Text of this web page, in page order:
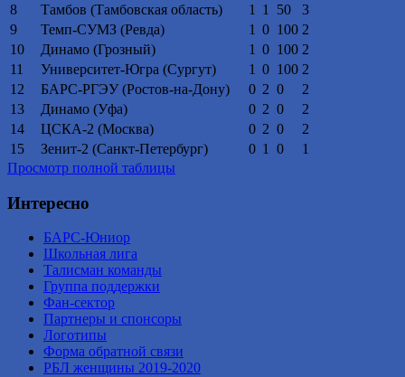
8 Тамбов (Тамбовская область) 1 1 50
3
9
Темп-СУМЗ (Ревда) 1 0 100 2
10
Динамо (Грозный) 1 0 100 2
11
Университет-Югра (Сургут) 1 0 100 2
12
БАРС-РГЭУ (Ростов-на-Дону) 0 2 0
2
13
Динамо (Уфа) 0 2 0
2
14
ЦСКА-2 (Москва) 0 2 0
2
15
Зенит-2 (Санкт-Петербург) 0 1 0
1
Просмотр полной таблицы
Интересно
БАРС-Юниор
Школьная лига
Талисман команды
Группа поддержки
Фан-сектор
Партнеры и спонсоры
Логотипы
Форма обратной связи
РБЛ женщины 2019-2020